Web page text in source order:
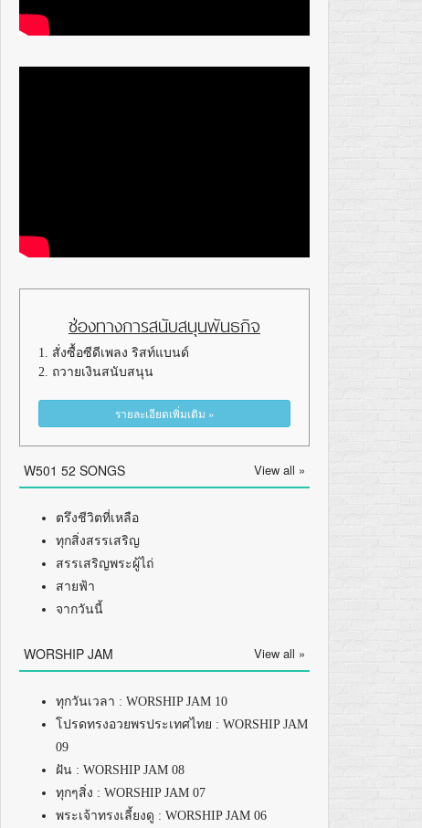
ช่องทางการสนับสนุนพันธกิจ
1. สั่งซื้อซีดีเพลง ริสท์แบนด์
2. ถวายเงินสนับสนุน
รายละเอียดเพิ่มเติม »
W501 52 SONGS View all »
ตรึงชีวิตที่เหลือ
ทุกสิ่งสรรเสริญ
สรรเสริญพระผู้ไถ่
สายฟ้า
จากวันนี้
WORSHIP JAM View all »
ทุกวันเวลา : WORSHIP JAM 10
โปรดทรงอวยพรประเทศไทย : WORSHIP JAM
09
ฝัน : WORSHIP JAM 08
ทุกๆสิ่ง : WORSHIP JAM 07
พระเจ้าทรงเลี้ยงดู : WORSHIP JAM 06